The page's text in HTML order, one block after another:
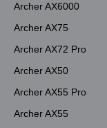
Archer AX6000
Archer AX75
Archer AX72 Pro
Archer AX50
Archer AX55 Pro
Archer AX55